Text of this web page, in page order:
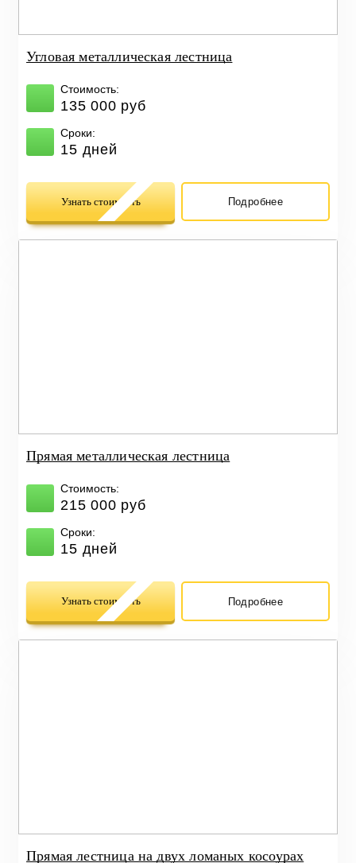
Угловая металлическая лестница
Стоимость:
135 000 руб
Сроки:
15 дней
Узнать стоимость Подробнее
Прямая металлическая лестница
Стоимость:
215 000 руб
Сроки:
15 дней
Узнать стоимость Подробнее
Прямая лестница на двух ломаных косоурах